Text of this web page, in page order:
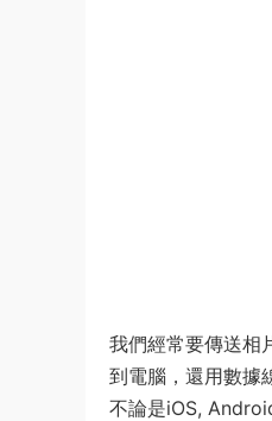
我們經常要傳送相
到電腦，還用數據
不論是iOS,